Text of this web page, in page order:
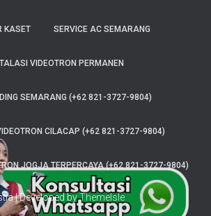
KASET SERVICE AC SEMARANG
VIDEOTRON PERMANEN
SEMARANG (+62 821-3727-9804)
CILACAP (+62 821-3727-9804)
JOGJA TERPERCAYA (+62 821-3727-9804)
| Developed byThemeIsle